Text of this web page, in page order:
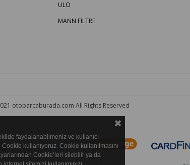
ULO
MANN FİLTRE
otoparcaburada.com All Rights Reserved
faydalanabilmeniz ve kullanıcı
kullanıyoruz. Cookie kullanılmasını
Cookie’leri silebilir ya da